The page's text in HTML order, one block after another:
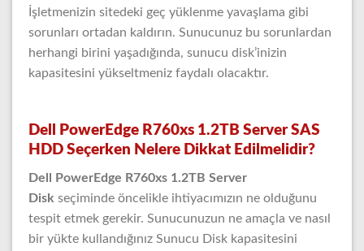
İşletmenizin sitedeki geç yüklenme yavaşlama gibi
sorunları ortadan kaldırın. Sunucunuz bu sorunlardan
herhangi birini yaşadığında, sunucu disk’inizin
kapasitesini yükseltmeniz faydalı olacaktır.
Dell PowerEdge R760xs 1.2TB Server SAS
HDD Seçerken Nelere Dikkat Edilmelidir?
Dell PowerEdge R760xs 1.2TB Server
Disk seçiminde öncelikle ihtiyacımızın ne olduğunu
tespit etmek gerekir. Sunucunuzun ne amaçla ve nasıl
bir yükte kullandığınız Sunucu Disk kapasitesini